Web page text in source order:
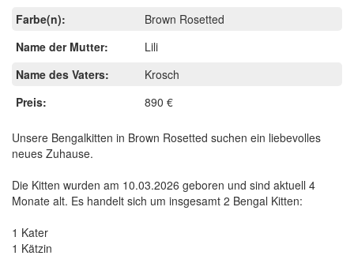
Farbe(n):
Brown Rosetted
Name der Mutter:
Lili
Name des Vaters:
Krosch
Preis:
890 €
Unsere Bengalkitten in Brown Rosetted suchen ein liebevolles
neues Zuhause.
Die Kitten wurden am 10.03.2026 geboren und sind aktuell 4
Monate alt. Es handelt sich um insgesamt 2 Bengal Kitten:
1 Kater
1 Kätzin